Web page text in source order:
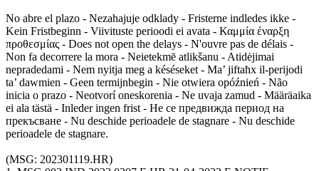
No abre el plazo - Nezahajuje odklady - Fristerne indledes ikke -
Kein Fristbeginn - Viivituste perioodi ei avata - Καμμία έναρξη
προθεσμίας - Does not open the delays - N'ouvre pas de délais -
Non fa decorrere la mora - Neietekmē atlikšanu - Atidėjimai
nepradedami - Nem nyitja meg a késéseket - Ma’ jiftaħx il-perijodi
ta’ dawmien - Geen termijnbegin - Nie otwiera opóźnień - Não
inicia o prazo - Neotvorí oneskorenia - Ne uvaja zamud - Määräaika
ei ala tästä - Inleder ingen frist - Не се предвижда период на
прекъсване - Nu deschide perioadele de stagnare - Nu deschide
perioadele de stagnare.
(MSG: 202301119.HR)